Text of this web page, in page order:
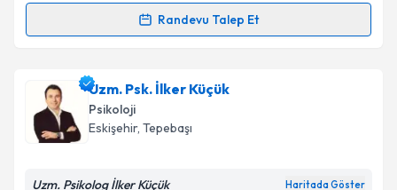
Metni'ni okudum ve kişisel verilerimin belirtilen
kapsamda işlenmesini kabul ediyorum.
Takvim Talebini Gönder
Randevu Talep Et
Randevu Takvimi Talebi
Psk. Melike Uluakay Eseniçin randevu takvimi talebi
oluşturun. Size bu uzmandan randevu almanız için bir
takvim hazırlandığında e-posta ile bilgilendireceğiz.
Uzm. Psk. İlker Küçük
Psikoloji
Eskişehir, Tepebaşı